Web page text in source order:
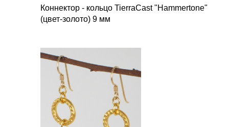
Коннектор - кольцо TierraCast "Hammertone"
(цвет-золото) 9 мм